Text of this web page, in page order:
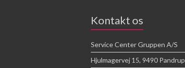
Kontakt os
Service Center Gruppen A/S
Hjulmagervej 15, 9490 Pandrup